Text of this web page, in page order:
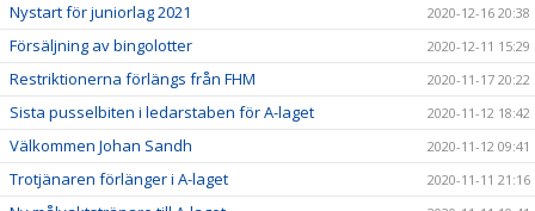
Nystart för juniorlag 2021 2020-12-16 20:38
Försäljning av bingolotter 2020-12-11 15:29
Restriktionerna förlängs från FHM 2020-11-17 20:22
Sista pusselbiten i ledarstaben för A-laget 2020-11-12 18:42
Välkommen Johan Sandh 2020-11-12 09:41
Trotjänaren förlänger i A-laget 2020-11-11 21:16